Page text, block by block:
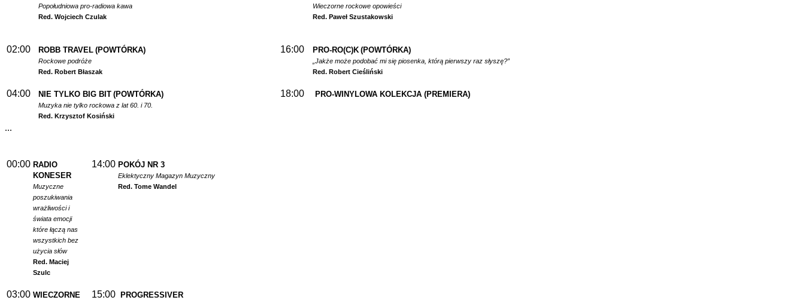
Popołudniowa pro-radiowa kawa
Red. Wojciech Czulak
Wieczorne rockowe opowieści
Red. Paweł Szustakowski
02:00 ROBB TRAVEL (POWTÓRKA)
Rockowe podróże
Red. Robert Błaszak
16:00 PRO-RO(C)K (POWTÓRKA)
„Jakże może podobać mi się piosenka, którą pierwszy raz słyszę?”
Red. Robert Cieśliński
04:00 NIE TYLKO BIG BIT (POWTÓRKA)
Muzyka nie tylko rockowa z lat 60. i 70.
Red. Krzysztof Kosiński
18:00 PRO-WINYLOWA KOLEKCJA (PREMIERA)
...
00:00 RADIO
KONESER
Muzyczne
poszukiwania
wrażliwości i
świata emocji
które łączą nas
wszystkich bez
użycia słów
Red. Maciej
Szulc
14:00 POKÓJ NR 3
Eklektyczny Magazyn Muzyczny
Red. Tome Wandel
03:00 WIECZORNE
15:00 PROGRESSIVER